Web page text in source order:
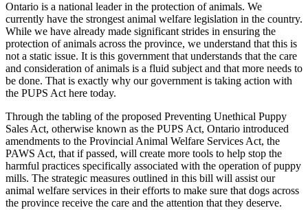
Ontario is a national leader in the protection of animals. We
currently have the strongest animal welfare legislation in the country.
While we have already made significant strides in ensuring the
protection of animals across the province, we understand that this is
not a static issue. It is this government that understands that the care
and consideration of animals is a fluid subject and that more needs to
be done. That is exactly why our government is taking action with
the PUPS Act here today.
Through the tabling of the proposed Preventing Unethical Puppy
Sales Act, otherwise known as the PUPS Act, Ontario introduced
amendments to the Provincial Animal Welfare Services Act, the
PAWS Act, that if passed, will create more tools to help stop the
harmful practices specifically associated with the operation of puppy
mills. The strategic measures outlined in this bill will assist our
animal welfare services in their efforts to make sure that dogs across
the province receive the care and the attention that they deserve.